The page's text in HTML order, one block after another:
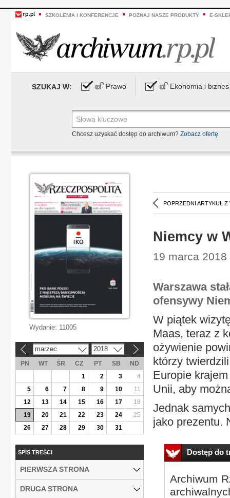
SZKOLENIA I KONFERENCJE POZNAJ NASZE PRODUKTY E-
SZUKAJ W: Prawo Ekonomia i biznes
Chcesz uzyskać dostęp do archiwum? Zobacz ofertę
POPRZEDNI ARTYKUŁ Z
Niemcy w
19 marca
Warszawa
ofensywy
W piątek
Maas, teraz z
ożywienie
którzy
Europie
Unii, aby
Jednak
jako prezentu.
Dostęp do
Archiwum
Wydanie: 11005
marzec 2018
PN WT ŚR CZ PT SB
ND
1
2 3
4
5
6 7 8 9 10
11
12
13 14 15 16 17
18
19
20 21 22 23 24
25
26
27 28 29 30 31
SPIS TREŚCI
PIERWSZA STRONA
DRUGA STRONA